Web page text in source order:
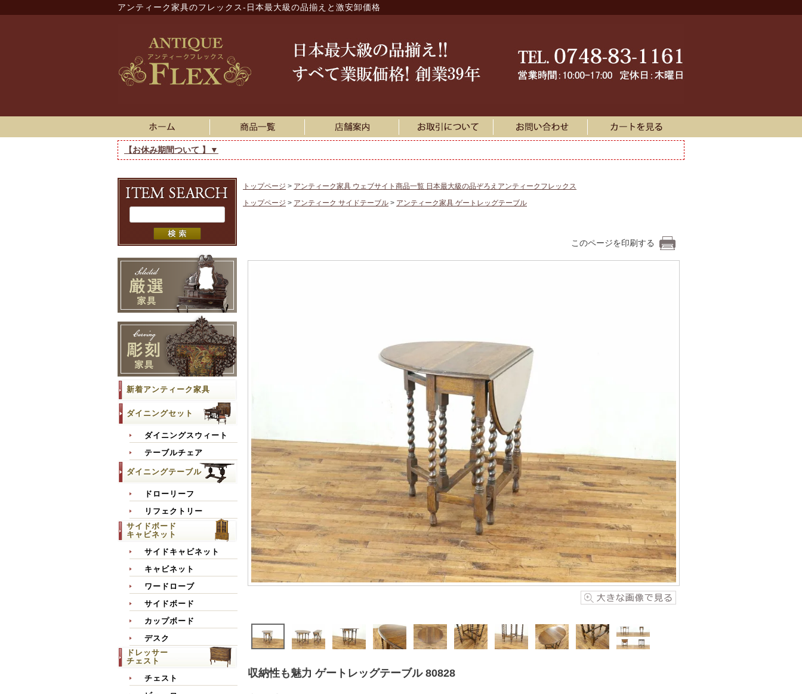
アンティーク家具のフレックス-日本最大級の品揃えと激安卸価格
【お休み期間ついて 】▼
新着アンティーク家具
ダイニングセット
ダイニングスウィート
テーブルチェア
ダイニングテーブル
ドローリーフ
リフェクトリー
サイドボード
キャビネット
サイドキャビネット
キャビネット
ワードローブ
サイドボード
カップボード
デスク
ドレッサー
チェスト
チェスト
トップページ
アンティーク家具 ウェブサイト商品一覧 日本最大級の品ぞろえアンティークフレックス
トップページ
アンティーク サイドテーブル アンティーク家具 ゲートレッグテーブル
このページを印刷する
収納性も魅力 ゲートレッグテーブル 80828